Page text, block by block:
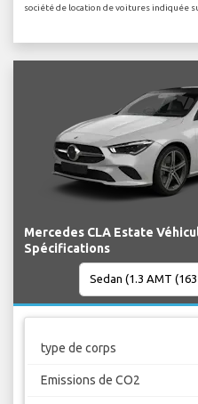
société de location de voitures indiquée
Mercedes CLA Estate
Spécifications
type de corps
Emissions de CO2